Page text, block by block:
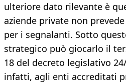
ulteriore dato rilevante è
aziende private non
per i segnalanti. Sotto
strategico può giocarlo il
18 del decreto legislativo
infatti, agli enti accreditati